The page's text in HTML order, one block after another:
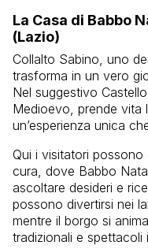
La Casa di Babbo
(Lazio)
Collalto Sabino, uno
trasforma in un vero
Nel suggestivo
Medioevo, prende vita
un’esperienza unica
Qui i visitatori
cura, dove Babbo
ascoltare desideri e
possono divertirsi nei
mentre il borgo si
tradizionali e spettacoli